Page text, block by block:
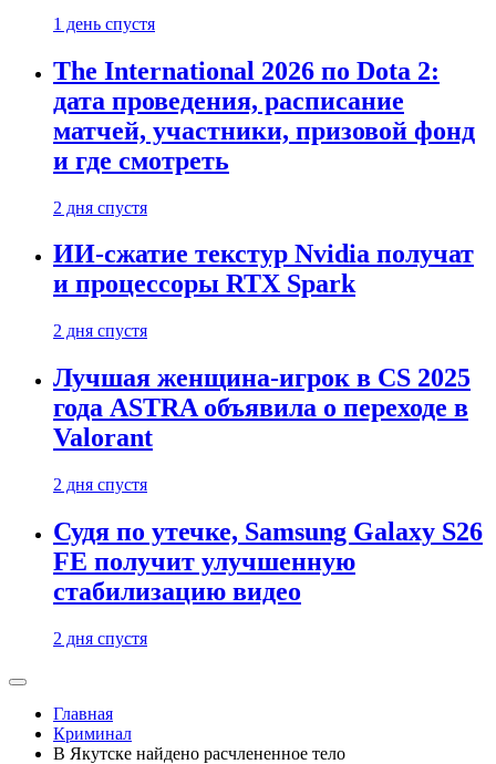
1 день спустя
The International 2026 по Dota 2:
дата проведения, расписание
матчей, участники, призовой фонд
и где смотреть
2 дня спустя
ИИ-сжатие текстур Nvidia получат
и процессоры RTX Spark
2 дня спустя
Лучшая женщина-игрок в CS 2025
года ASTRA объявила о переходе в
Valorant
2 дня спустя
Судя по утечке, Samsung Galaxy S26
FE получит улучшенную
стабилизацию видео
2 дня спустя
Главная
Криминал
В Якутске найдено расчлененное тело